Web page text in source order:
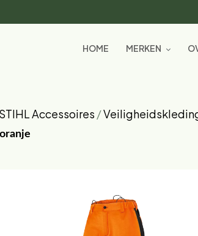
HOME MERKEN
STIHL Accessoires /